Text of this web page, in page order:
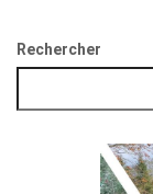
Rechercher